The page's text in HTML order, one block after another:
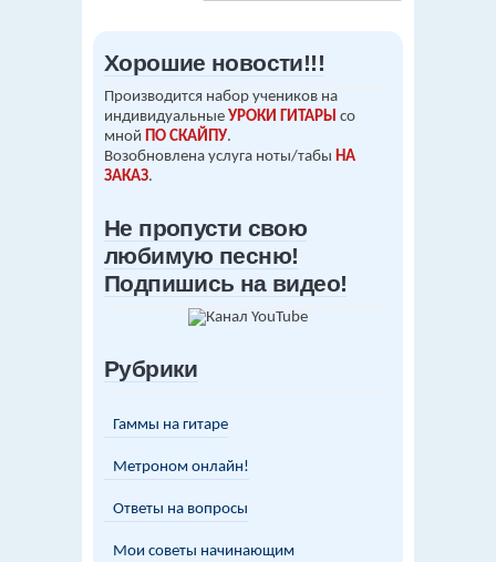
Хорошие новости!!!
Производится набор учеников на
индивидуальные УРОКИ ГИТАРЫ со
мной ПО СКАЙПУ.
Возобновлена услуга ноты/табы НА
ЗАКАЗ.
Не пропусти свою
любимую песню!
Подпишись на видео!
Рубрики
Гаммы на гитаре
Метроном онлайн!
Ответы на вопросы
Мои советы начинающим